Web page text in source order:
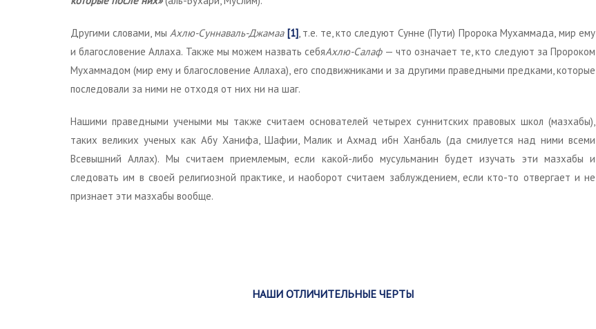
Другими словами, мыАхлю-Суннаваль-Джамаа [1], т.е. те, кто следуют Сунне (Пути) Пророка Мухаммада, мир ему
и благословение Аллаха. Также мы можем назвать себяАхлю-Салаф— что означает те, кто следуют за Пророком
Мухаммадом (мир ему и благословение Аллаха), его сподвижниками и за другими праведными предками, которые
последовали за ними не отходя от них ни на шаг.
Нашими праведными учеными мы также считаем основателей четырех суннитских правовых школ (мазхабы),
таких великих ученых как Абу Ханифа, Шафии, Малик и Ахмад ибн Ханбаль (да смилуется над ними всеми
Всевышний Аллах). Мы считаем приемлемым, если какой-либо мусульманин будет изучать эти мазхабы и
следовать им в своей религиозной практике, и наоборот считаем заблуждением, если кто-то отвергает и не
признает эти мазхабы вообще.
НАШИ ОТЛИЧИТЕЛЬНЫЕ ЧЕРТЫ